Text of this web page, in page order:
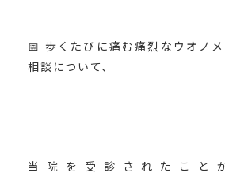
📅 歩くたびに痛む痛烈なウオノ
相談について、
当院を受診されたこと